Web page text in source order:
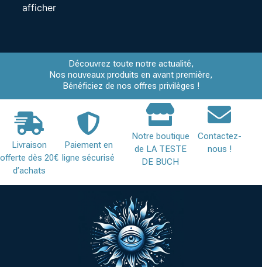
afficher
Découvrez toute notre actualité,
Nos nouveaux produits en avant première,
Bénéficiez de nos offres privilèges !
Livraison
offerte dès 20€
d’achats
Paiement en
ligne sécurisé
Notre boutique
de LA TESTE
DE BUCH
Contactez-
nous !